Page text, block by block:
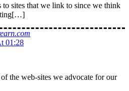
sites that we link to since we think
01:28
the web-sites we advocate for our